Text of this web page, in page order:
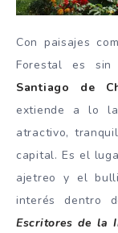
Con paisajes
Forestal es sin
Santiago de
extiende a lo
atractivo,
capital. Es el
ajetreo y el
interés dentro
Escritores de la